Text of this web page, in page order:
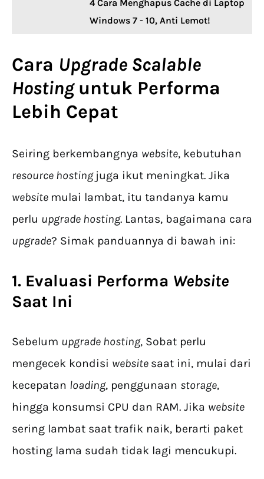
4 Cara Menghapus Cache di Laptop
Windows 7 - 10, Anti Lemot!
Cara Upgrade Scalable
Hosting untuk Performa
Lebih Cepat
Seiring berkembangnya website, kebutuhan
resource hosting juga ikut meningkat. Jika
website mulai lambat, itu tandanya kamu
perlu upgrade hosting. Lantas, bagaimana cara
upgrade? Simak panduannya di bawah ini:
1. Evaluasi Performa Website
Saat Ini
Sebelum upgrade hosting, Sobat perlu
mengecek kondisi website saat ini, mulai dari
kecepatan loading, penggunaan storage,
hingga konsumsi CPU dan RAM. Jika website
sering lambat saat trafik naik, berarti paket
hosting lama sudah tidak lagi mencukupi.